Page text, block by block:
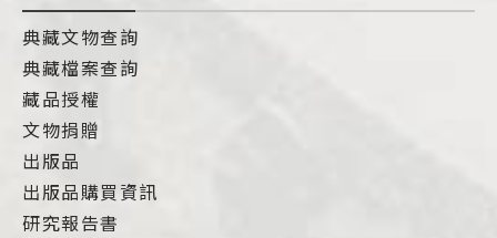
典藏文物查詢
典藏檔案查詢
藏品授權
文物捐贈
出版品
出版品購買資訊
研究報告書